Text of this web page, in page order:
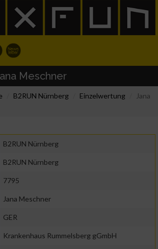
Meschner
B2RUN Nürnberg Einzelwertung
Jana
B2RUN Nürnberg
B2RUN Nürnberg
7795
Jana Meschner
GER
Krankenhaus Rummelsberg gGmbH